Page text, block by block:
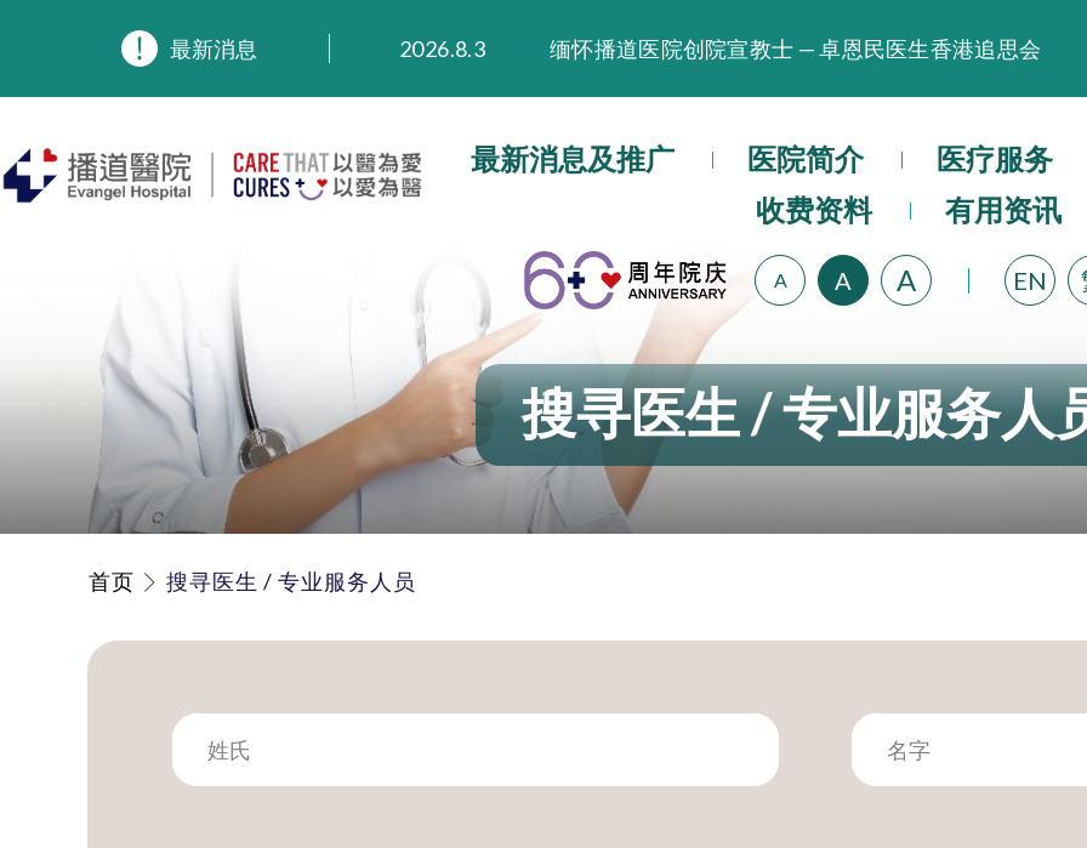
最新消息
缅怀播道医院创院宣教士 — 卓恩民医生香港追思会
晚间门诊服务延长至晚上11时
2025.11.27
播道医院为大埔火灾受灾人士提供全额资助情绪支援
2025.9.23
2025.8.4
播道医院体检服务获客户正面评价
播道医院手机App已推出查阅病歷记录及求诊资料功能
最新消息及推广 医院简介
医疗服务
收费资料
有用资讯
A A A EN
搜寻医生 / 专业服务人
首页 搜寻医生 / 专业服务人员